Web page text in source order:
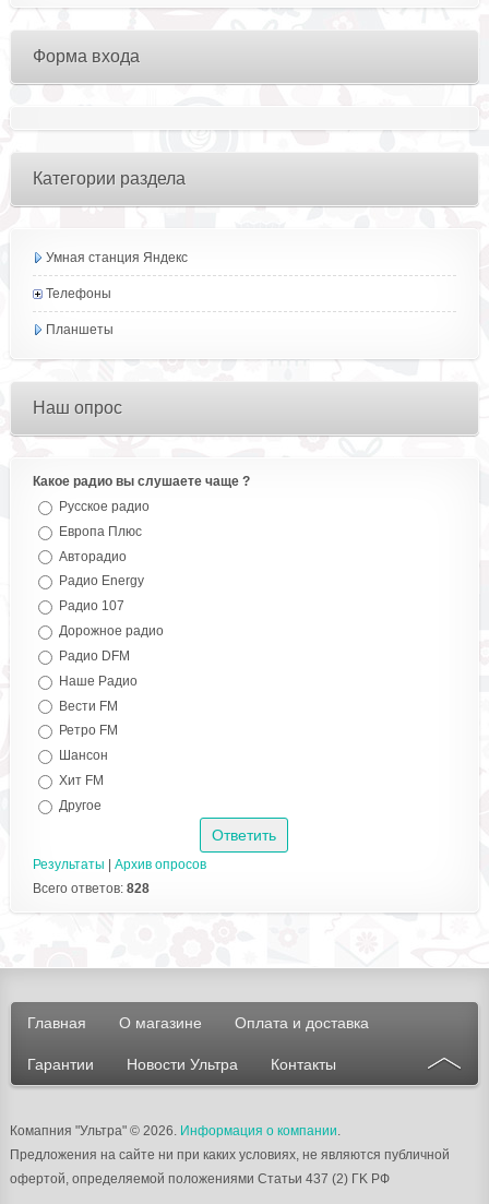
Форма входа
Категории раздела
Умная станция Яндекс
Телефоны
Планшеты
Наш опрос
Какое радио вы слушаете чаще ?
Русское радио
Европа Плюс
Авторадио
Радио Energy
Радио 107
Дорожное радио
Радио DFM
Наше Радио
Вести FM
Ретро FM
Шансон
Хит FM
Другое
Результаты | Архив опросов
Всего ответов: 828
Главная О магазине Оплата и доставка
Гарантии Новости Ультра Контакты
Комапния "Ультра"© 2026. Информация о компании
Предложения на сайте ни при каких условиях, не являются публичной
офертой, определяемой положениями Статьи 437 (2) ГK РФ